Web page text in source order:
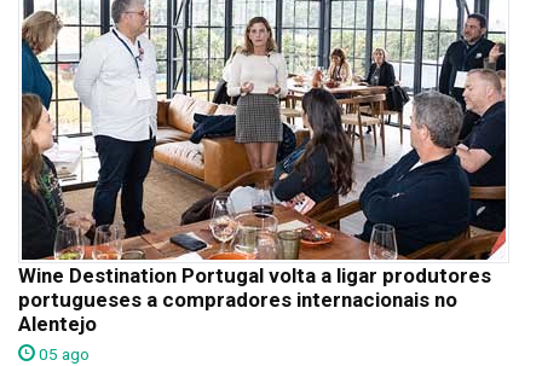
Wine Destination Portugal volta a ligar produtores
portugueses a compradores internacionais no
Alentejo
05 ago